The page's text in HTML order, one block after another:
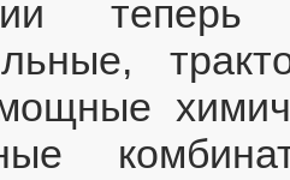
теперь